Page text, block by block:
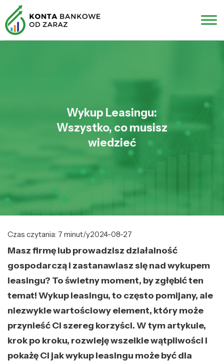
Wykup Leasingu:
Wszystko, co musisz
wiedzieć
Czas czytania: 7 minut/y2024-08-27
Masz firmę lub prowadzisz działalność
gospodarczą i zastanawiasz się nad wykupem
leasingu? To świetny moment, by zgłębić ten
temat! Wykup leasingu, to często pomijany, ale
niezwykle wartościowy element, który może
przynieść Ci szereg korzyści. W tym artykule,
krok po kroku, rozwieję wszelkie wątpliwości i
pokażę Ci jak wykup leasingu może być dla